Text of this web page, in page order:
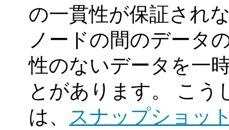
の一貫性が保証され
ノードの間のデータ
性のないデータを一
とがあります。 こう
は、
スナップショッ